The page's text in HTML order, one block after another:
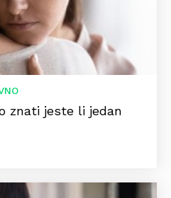
znati jeste li jedan